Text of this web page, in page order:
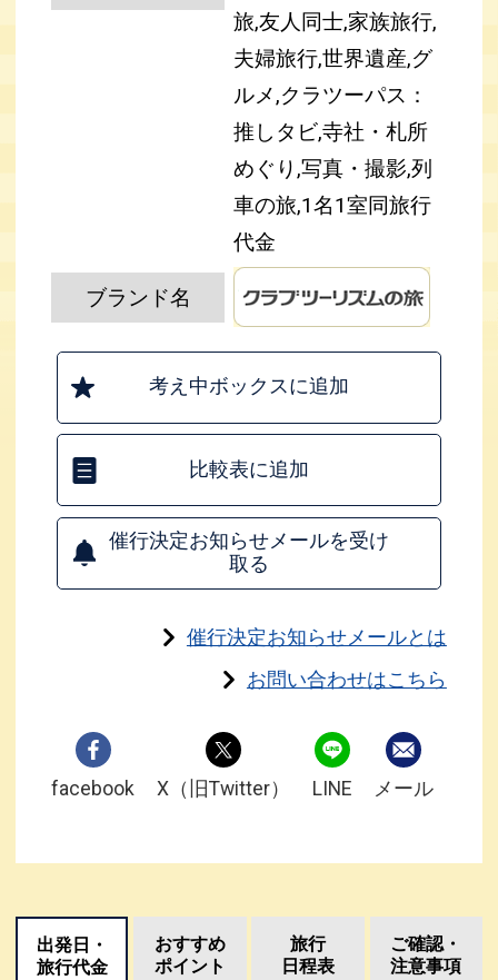
旅,友人同士,家族旅行,
夫婦旅行,世界遺産,グ
ルメ,クラツーパス：
推しタビ,寺社・札所
めぐり,写真・撮影,列
車の旅,1名1室同旅行
代金
ブランド名
考え中ボックスに追加
比較表に追加
催行決定お知らせメールを受け
取る
催行決定お知らせメールとは
お問い合わせはこちら
facebook X（旧Twitter） LINE メール
出発日・
旅行代金
おすすめ
ポイント
旅行
日程表
ご確認・
注意事項